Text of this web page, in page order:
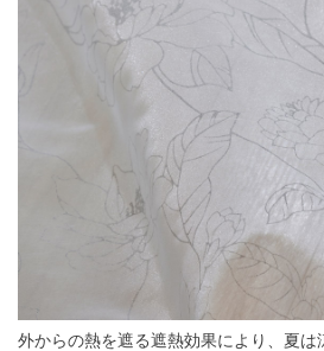
外からの熱を遮る遮熱効果により、夏は